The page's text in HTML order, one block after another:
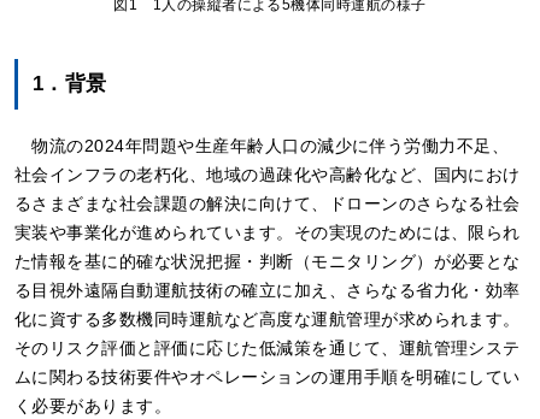
図1 1人の操縦者による5機体同時運航の様子
1．背景
物流の2024年問題や生産年齢人口の減少に伴う労働力不足、
社会インフラの老朽化、地域の過疎化や高齢化など、国内におけ
るさまざまな社会課題の解決に向けて、ドローンのさらなる社会
実装や事業化が進められています。その実現のためには、限られ
た情報を基に的確な状況把握・判断（モニタリング）が必要とな
る目視外遠隔自動運航技術の確立に加え、さらなる省力化・効率
化に資する多数機同時運航など高度な運航管理が求められます。
そのリスク評価と評価に応じた低減策を通じて、運航管理システ
ムに関わる技術要件やオペレーションの運用手順を明確にしてい
く必要があります。